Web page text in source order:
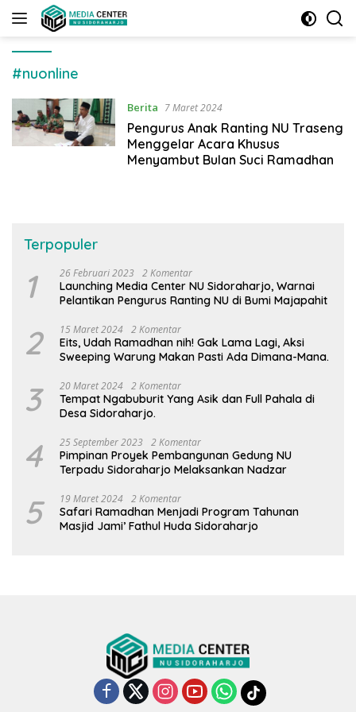
Langsung
#nuonline
Berita 7 Maret 2024
Pengurus Anak Ranting NU Traseng
Menggelar Acara Khusus
Menyambut Bulan Suci Ramadhan
Terpopuler
1 26 Februari 2023 2 Komentar
Launching Media Center NU Sidoraharjo, Warnai
Pelantikan Pengurus Ranting NU di Bumi Majapahit
2 15 Maret 2024 2 Komentar
Eits, Udah Ramadhan nih! Gak Lama Lagi, Aksi
Sweeping Warung Makan Pasti Ada Dimana-Mana.
3 20 Maret 2024 2 Komentar
Tempat Ngabuburit Yang Asik dan Full Pahala di
Desa Sidoraharjo.
4 25 September 2023 2 Komentar
Pimpinan Proyek Pembangunan Gedung NU
Terpadu Sidoraharjo Melaksankan Nadzar
5 19 Maret 2024 2 Komentar
Safari Ramadhan Menjadi Program Tahunan
Masjid Jami’ Fathul Huda Sidoraharjo